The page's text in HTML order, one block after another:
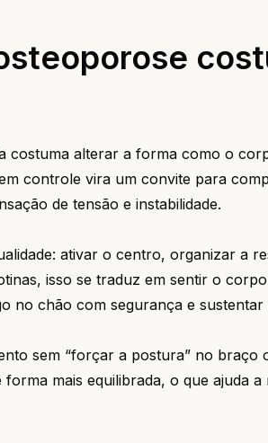
costuma alterar a forma como o
controle vira um convite para
de tensão e instabilidade.
ativar o centro, organizar a
isso se traduz em sentir o
no chão com segurança e
sem “forçar a postura” no braço
mais equilibrada, o que ajuda